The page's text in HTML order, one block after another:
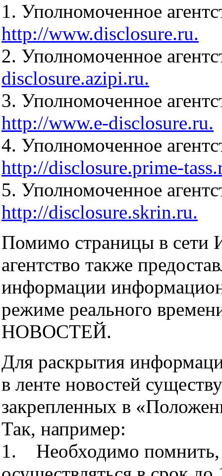
1. Уполномоченное
http://www.disclosure.ru.
2. Уполномоченное
disclosure.azipi.ru.
3. Уполномоченное
http://www.e-disclosure.ru.
4. Уполномоченное
http://disclosure.prime-
5. Уполномоченное
http://disclosure.skrin.ru.
Помимо страницы в сети
агентство также
информации
режиме реального
НОВОСТЕЙ.
Для раскрытия
в ленте новостей
закрепленных в
Так, например:
1. Необходимо помнить,